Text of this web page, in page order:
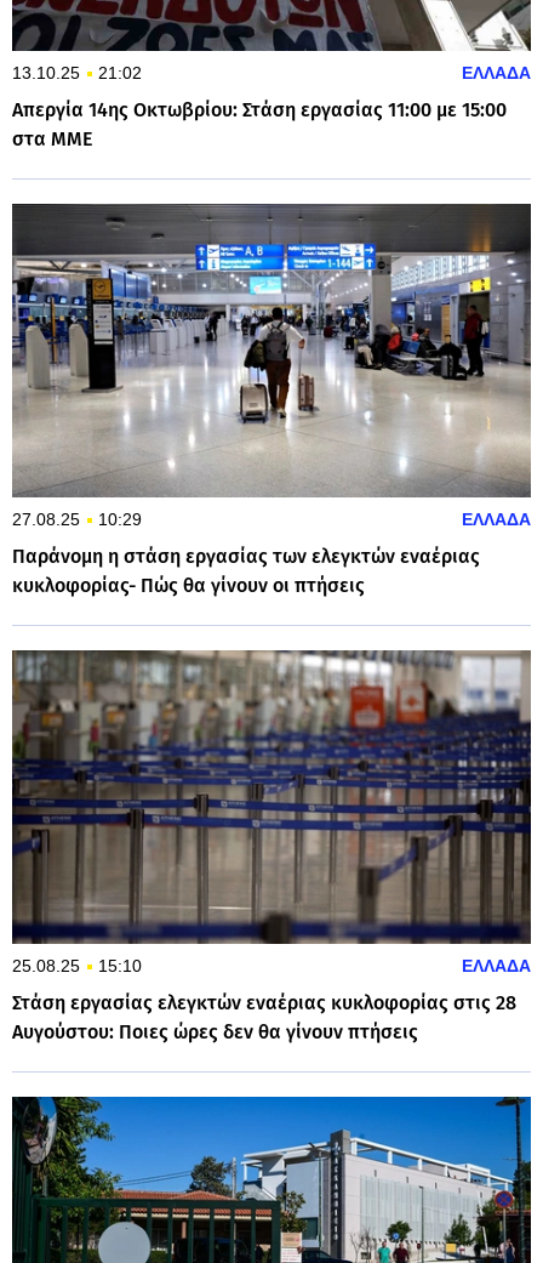
13.10.25 21:02 ΕΛΛΑΔΑ
Απεργία 14ης Οκτωβρίου: Στάση εργασίας 11:00 με 15:00
στα ΜΜΕ
27.08.25 10:29 ΕΛΛΑΔΑ
Παράνομη η στάση εργασίας των ελεγκτών εναέριας
κυκλοφορίας- Πώς θα γίνουν οι πτήσεις
25.08.25 15:10 ΕΛΛΑΔΑ
Στάση εργασίας ελεγκτών εναέριας κυκλοφορίας στις 28
Αυγούστου: Ποιες ώρες δεν θα γίνουν πτήσεις